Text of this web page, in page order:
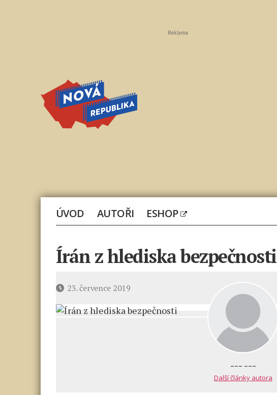
Reklama
ÚVOD AUTOŘI ESHOP
Írán z hlediska bezpečnosti
Datum23. července 2019
--- ---
Další články autora